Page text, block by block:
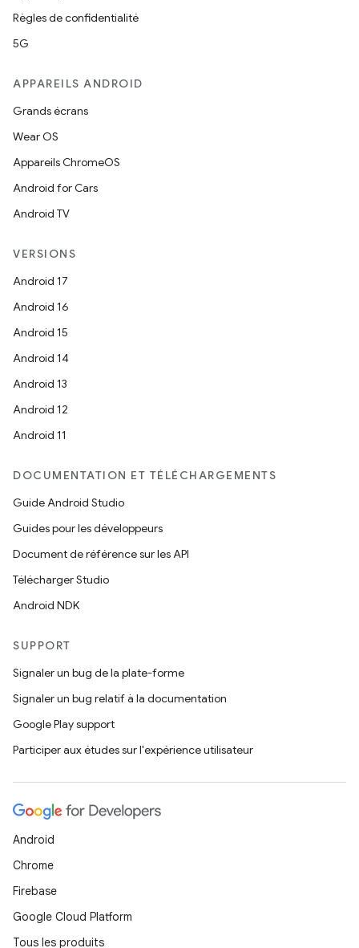
Règles de confidentialité
5G
APPAREILS ANDROID
Grands écrans
Wear OS
Appareils ChromeOS
Android for Cars
Android TV
VERSIONS
Android 17
Android 16
Android 15
Android 14
Android 13
Android 12
Android 11
DOCUMENTATION ET TÉLÉCHARGEMENTS
Guide Android Studio
Guides pour les développeurs
Document de référence sur les API
Télécharger Studio
Android NDK
SUPPORT
Signaler un bug de la plate-forme
Signaler un bug relatif à la documentation
Google Play support
Participer aux études sur l'expérience utilisateur
Android
Chrome
Firebase
Google Cloud Platform
Tous les produits